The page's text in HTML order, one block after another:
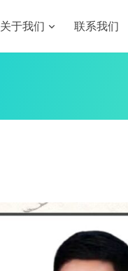
关于我们 联系我们